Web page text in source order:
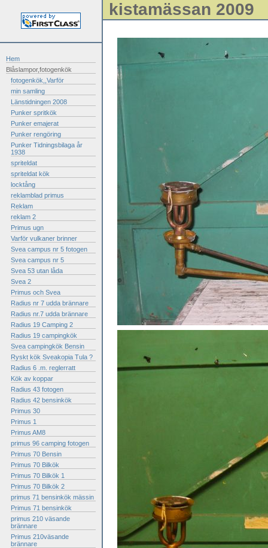
Hem
Blåslampor,fotogenkök
fotogenkök,,Varför
min samling
Länstidningen 2008
Punker spritkök
Punker emajerat
Punker rengöring
Punker Tidningsbilaga år
1938
spriteldat
spriteldat kök
locktång
reklamblad primus
Reklam
reklam 2
Primus ugn
Varför vulkaner brinner
Svea campus nr 5 fotogen
Svea campus nr 5
Svea 53 utan låda
Svea 2
Primus och Svea
Radius nr 7 udda brännare
Radius nr.7 udda brännare
Radius 19 Camping 2
Radius 19 campingkök
Svea campingkök Bensin
Ryskt kök Sveakopia Tula ?
Radius 6 .m. reglerratt
Kök av koppar
Radius 43 fotogen
Radius 42 bensinkök
Primus 30
Primus 1
Primus AM8
primus 96 camping fotogen
Primus 70 Bensin
Primus 70 Bilkök
Primus 70 Bilkök 1
Primus 70 Bilkök 2
primus 71 bensinkök mässin
Primus 71 bensinkök
primus 210 väsande
brännare
Primus 210väsande
brännare
kistamässan 2009